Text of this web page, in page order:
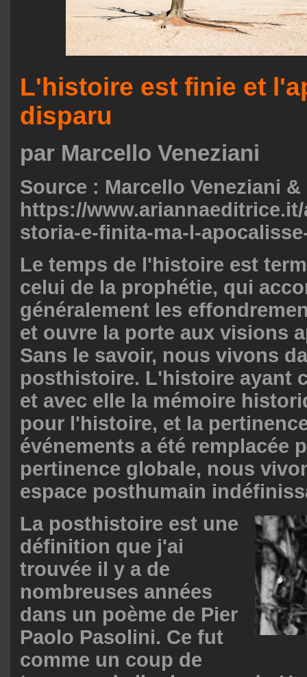
L'histoire est finie et
disparu
par Marcello Veneziani
Source : Marcello Veneziani &
https://
storia-e-finita-ma-l-
Le temps de l'histoire est
celui de la prophétie, qui
généralement les
et ouvre la porte aux visions
Sans le savoir, nous vivons
posthistoire. L'histoire ayant
et avec elle la mémoire
pour l'histoire, et la
événements a été remplacée
pertinence globale, nous
espace posthumain
La posthistoire est une
définition que j'ai
trouvée il y a de
nombreuses années
dans un poème de Pier
Paolo Pasolini. Ce fut
comme un coup de